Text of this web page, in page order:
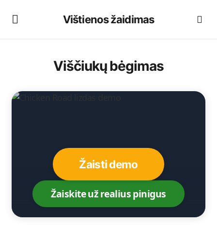
Vištienos žaidimas
Viščiukų bėgimas
Žaisti demo
Žaiskite už realius pinigus